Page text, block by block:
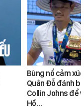
Bùng nổ cảm
Quân Đỗ đánh
Collin Johns để
Hồ…